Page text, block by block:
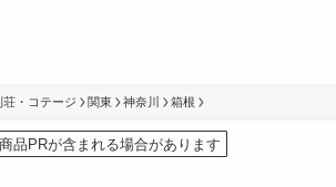
荘・コテージ 関東 神奈川 箱根
品PRが含まれる場合があります